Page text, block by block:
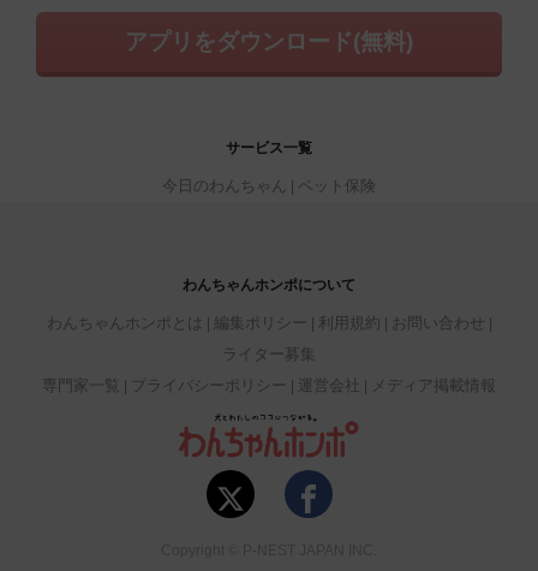
アプリをダウンロード(無料)
サービス一覧
今日のわんちゃん ペット保険
わんちゃんホンポについて
わんちゃんホンポとは 編集ポリシー 利用規約
お問い合わせ
ライター募集
専門家一覧
プライバシーポリシー 運営会社 メディア掲載情報